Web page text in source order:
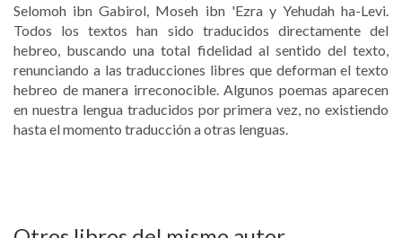
Selomoh ibn Gabirol, Moseh ibn 'Ezra y Yehudah ha-Levi.
Todos los textos han sido traducidos directamente del
hebreo, buscando una total fidelidad al sentido del texto,
renunciando a las traducciones libres que deforman el texto
hebreo de manera irreconocible. Algunos poemas aparecen
en nuestra lengua traducidos por primera vez, no existiendo
hasta el momento traducción a otras lenguas.